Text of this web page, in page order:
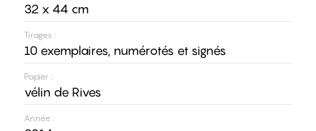
32 x 44 cm
Tirages :
10 exemplaires, numérotés et signés
Papier :
vélin de Rives
Année :